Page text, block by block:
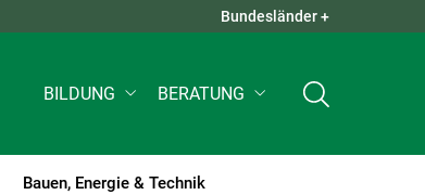
QUICK LINKS +
Bundesländer +
BILDUNG BERATUNG
Bauen, Energie & Technik